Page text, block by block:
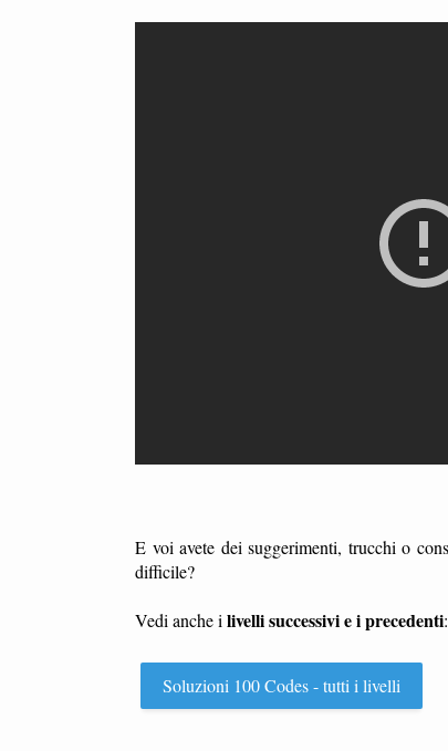
E voi avete dei suggerimenti, trucchi o
difficile?
Vedi anche i livelli successivi e i precedenti:
Soluzioni 100 Codes - tutti i livelli